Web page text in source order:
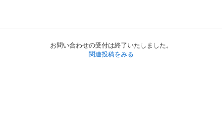
お問い合わせの受付は終了いたしました。
関連投稿をみる